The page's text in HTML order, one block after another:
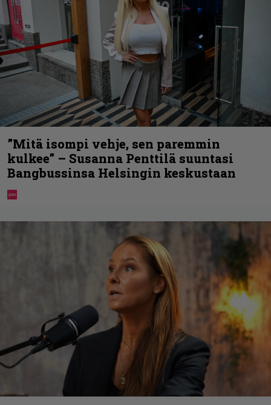
”Mitä isompi vehje, sen paremmin
kulkee” – Susanna Penttilä suuntasi
Bangbussinsa Helsingin keskustaan